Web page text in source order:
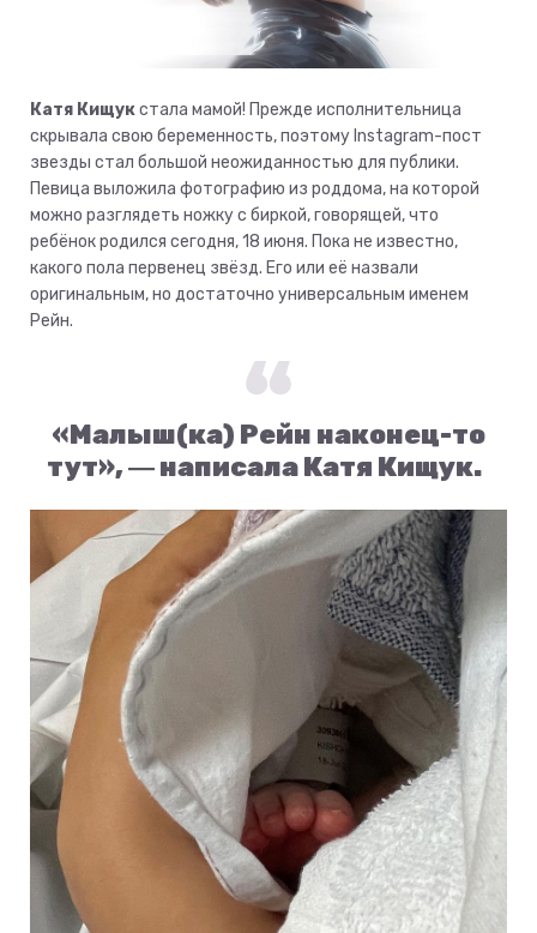
Катя Кищукстала мамой! Прежде исполнительница
скрывала свою беременность, поэтому Instagram-пост
звезды стал большой неожиданностью для публики.
Певица выложила фотографию из роддома, на которой
можно разглядеть ножку с биркой, говорящей, что
ребёнок родился сегодня, 18 июня. Пока не известно,
какого пола первенец звёзд. Его или её назвали
оригинальным, но достаточно универсальным именем
Рейн.
«Малыш(ка) Рейн наконец-то
тут», ― написала Катя Кищук.